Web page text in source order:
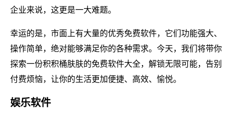
企业来说，这更是一大难题。
幸运的是，市面上有大量的优秀免费软件，它们功能强大、
操作简单，绝对能够满足你的各种需求。今天，我们将带你
探索一份积积桶肤肤的免费软件大全，解锁无限可能，告别
付费烦恼，让你的生活更加便捷、高效、愉悦。
娱乐软件